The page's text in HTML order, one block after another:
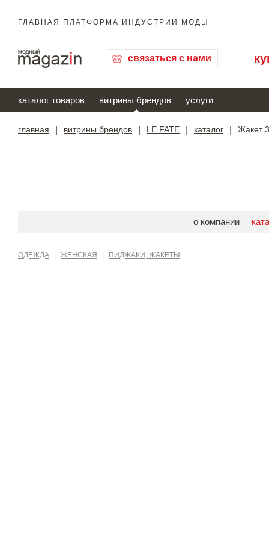
ГЛАВНАЯ ПЛАТФОРМА ИНДУСТРИИ МОДЫ
связаться с нами
каталог товаров витрины брендов услуги
главная витрины брендов LE FATE каталог Жакет
о компании
ОДЕЖДА ЖЕНСКАЯ ПИДЖАКИ, ЖАКЕТЫ